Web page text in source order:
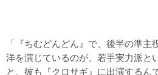
「『ちむどんどん』で、後半の準主
洋を演じているのが、若手実力派と
と、彼も『クロサギ』に出演するん